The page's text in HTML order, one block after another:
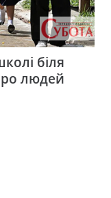
біля
людей